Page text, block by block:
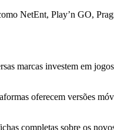
NetEnt, Play’n GO,
marcas investem em
oferecem versões
completas sobre os